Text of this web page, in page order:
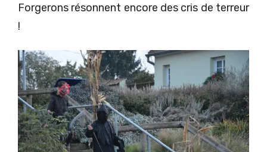
Forgerons résonnent encore des cris de terreur
!